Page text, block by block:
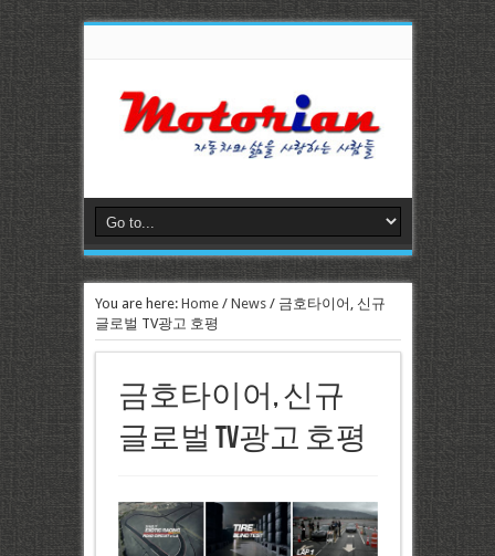
You are here: Home/ News/ 금호타이어, 신규
글로벌 TV광고 호평
금호타이어, 신규
글로벌 TV광고 호평